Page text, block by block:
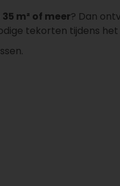
35 m² of meer? Dan
tekorten tijdens het